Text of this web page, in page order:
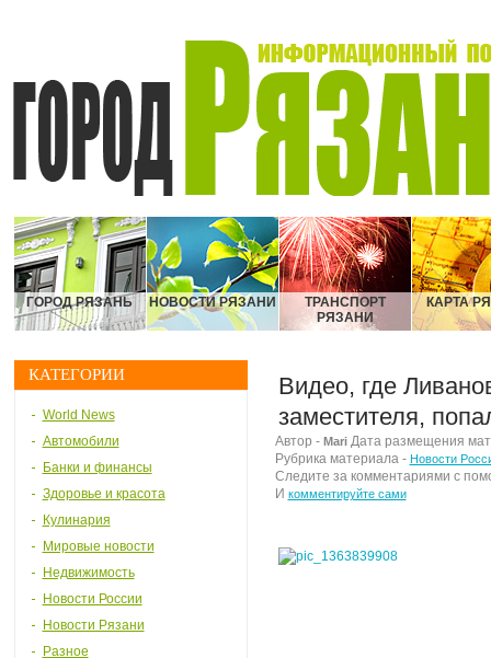
ГОРОД РЯЗАНЬ НОВОСТИ РЯЗАНИ
ТРАНСПОРТ
РЯЗАНИ
КАРТА
КАТЕГОРИИ
World News
Автомобили
Банки и финансы
Здоровье и красота
Кулинария
Мировые новости
Недвижимость
Новости России
Новости Рязани
Разное
Видео, где
заместителя,
Автор - MariДата размещения
Рубрика материала - Новости
Следите за комментариями с
И комментируйте сами